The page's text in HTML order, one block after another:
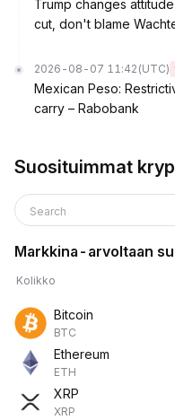
Trump changes
cut, don't blame
2026-08-07 11:42 (UTC)
Mexican Peso:
carry – Rabobank
Suosituimmat
Search
Markkina-arvoltaan
Kolikko
Bitcoin
BTC
Ethereum
ETH
XRP
XRP